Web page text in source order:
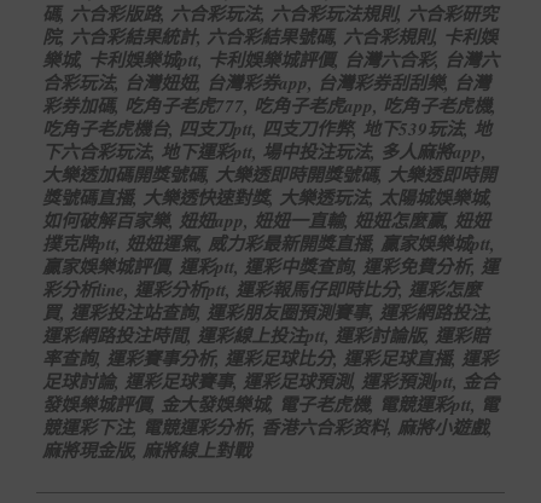
碼, 六合彩版路, 六合彩玩法, 六合彩玩法規則, 六合彩研究
院, 六合彩結果統計, 六合彩結果號碼, 六合彩規則, 卡利娛
樂城, 卡利娛樂城ptt, 卡利娛樂城評價, 台灣六合彩, 台灣六
合彩玩法, 台灣妞妞, 台灣彩券app, 台灣彩券刮刮樂, 台灣
彩券加碼, 吃角子老虎777, 吃角子老虎app, 吃角子老虎機,
吃角子老虎機台, 四支刀ptt, 四支刀作弊, 地下539玩法, 地
下六合彩玩法, 地下運彩ptt, 場中投注玩法, 多人麻將app,
大樂透加碼開獎號碼, 大樂透即時開獎號碼, 大樂透即時開
獎號碼直播, 大樂透快速對獎, 大樂透玩法, 太陽城娛樂城,
如何破解百家樂, 妞妞app, 妞妞一直輸, 妞妞怎麼贏, 妞妞
撲克牌ptt, 妞妞運氣, 威力彩最新開獎直播, 贏家娛樂城ptt,
贏家娛樂城評價, 運彩ptt, 運彩中獎查詢, 運彩免費分析, 運
彩分析line, 運彩分析ptt, 運彩報馬仔即時比分, 運彩怎麼
買, 運彩投注站查詢, 運彩朋友圈預測賽事, 運彩網路投注,
運彩網路投注時間, 運彩線上投注ptt, 運彩討論版, 運彩賠
率查詢, 運彩賽事分析, 運彩足球比分, 運彩足球直播, 運彩
足球討論, 運彩足球賽事, 運彩足球預測, 運彩預測ptt, 金合
發娛樂城評價, 金大發娛樂城, 電子老虎機, 電競運彩ptt, 電
競運彩下注, 電競運彩分析, 香港六合彩资料, 麻將小遊戲,
麻將現金版, 麻將線上對戰